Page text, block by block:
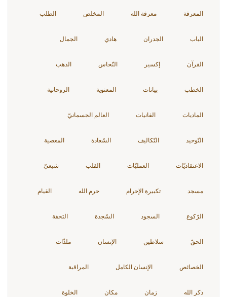
المعرفة معرفة الله المخلص الطلب
الباب الجدران هادي الجمال
القرآن إكسير النّحاس الذهب
الخطب بيانات المعنوية الروحانية
الماديات الفانيات العالم الجسمانيّ
التّوحيد التّكاليف السّعادة المعصية
الاعتقاديّات العمليّات القلب شيعيّ
مسجد تكبيرة الإحرام حرم الله القيام
الرّكوع السجود السّجدة التحفة
الحقّ سلاطين الإنسان ملذّات
الخصائص الإنسان الكامل المراقبة
ذكر الله زمان مكان الخلوة